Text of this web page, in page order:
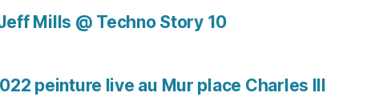
Mills @ Techno Story 10
peinture live au Mur place Charles III